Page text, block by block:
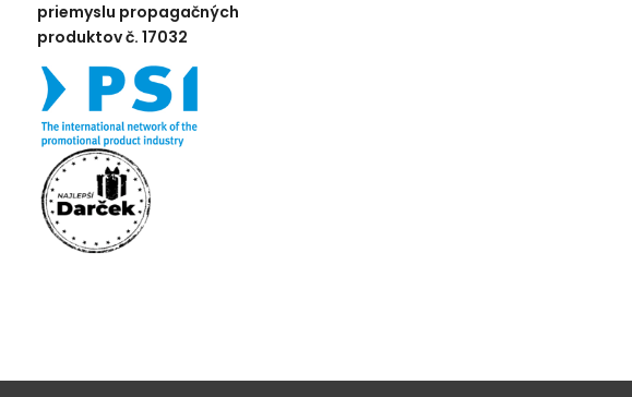
priemyslu propagačných
produktov č. 17032